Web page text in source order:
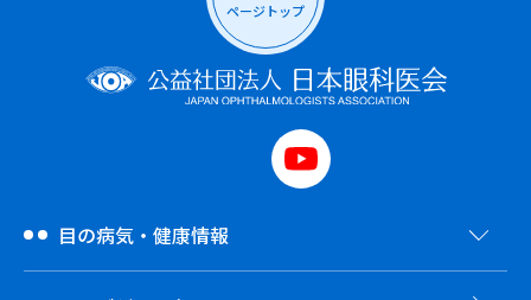
ページトップ
目の病気・健康情報